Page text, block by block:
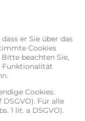
er Sie über das
Cookies
beachten Sie,
Funktionalität
Cookies:
Für alle
1 lit. a DSGVO).